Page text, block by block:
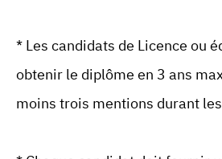
* Les candidats de Licence ou
obtenir le diplôme en 3 ans
moins trois mentions durant